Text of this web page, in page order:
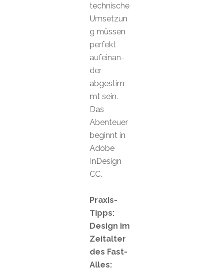
technische
Umsetzun
g müssen
perfekt
aufeinan-
der
abgestim
mt sein.
Das
Abenteuer
beginnt in
Adobe
InDesign
CC.
Praxis-
Tipps:
Design im
Zeitalter
des Fast-
Alles: